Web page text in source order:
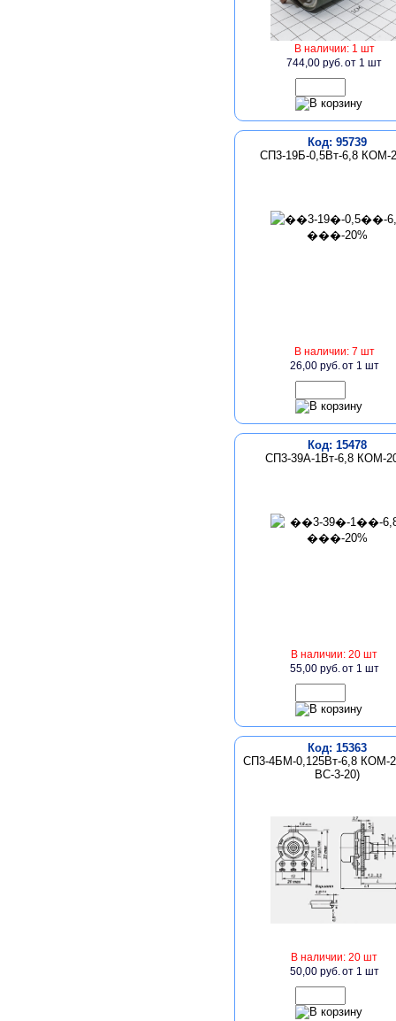
В наличии: 1 шт
744,00 руб.от 1 шт
Код: 95739
СП3-19Б-0,5Вт-6,8 КОМ-
В наличии: 7 шт
26,00 руб.от 1 шт
Код: 15478
СП3-39А-1Вт-6,8 КОМ-
В наличии: 20 шт
55,00 руб.от 1 шт
Код: 15363
СП3-4БМ-0,125Вт-6,8 КОМ-
ВС-3-20)
В наличии: 20 шт
50,00 руб.от 1 шт